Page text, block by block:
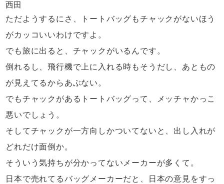
西田
ただようするにさ、
トートバッグもチャックがないほう
がカッコいいわけですよ。
でも旅に出ると、チャックがいるんです。
倒れるし、飛行機で上に入れる時もそうだし、 あともの
が見えてるからあぶない。
でもチャックがあるトートバッグって、
メッチャかっこ
悪いでしょう。
そしてチャックが一方向しかついてないと、 出し入れが
どれだけ面倒か。
そういう気持ちが分かってないメーカーが多くて。
日本で売れてるバッグメーカーだと、
日本の意見をすっ